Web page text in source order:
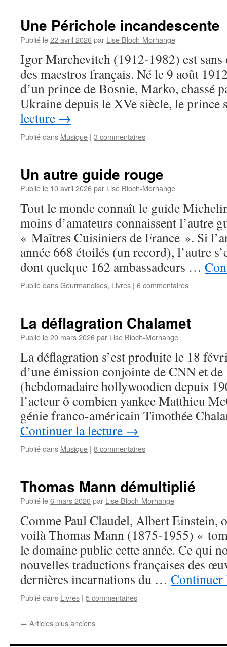
Une Périchole incandescente
Publié le22 avril 2026par Lise Bloch-Morhange
Igor Marchevitch (1912-1982) est
des maestros français. Né le 9 août
d’un prince de Bosnie, Marko, chassé
Ukraine depuis le XVe siècle, le
lecture →
Publié dans Musique | 3 commentaires
Un autre guide rouge
Publié le 10 avril 2026par Lise Bloch-Morhange
Tout le monde connaît le guide
moins d’amateurs connaissent l’autre
« Maîtres Cuisiniers de France ». Si
année 668 étoilés (un record), l’autre
dont quelque 162 ambassadeurs …
Publié dansGourmandises, Livres | 6 commentaires
La déflagration Chalamet
Publié le20 mars 2026par Lise Bloch-Morhange
La déflagration s’est produite le 18
d’une émission conjointe de CNN et
(hebdomadaire hollywoodien depuis
l’acteur ô combien yankee Matthieu
génie franco-américain Timothée
Continuer la lecture →
Publié dans Musique | 8 commentaires
Thomas Mann démultiplié
Publié le6 mars 2026par Lise Bloch-Morhange
Comme Paul Claudel, Albert Einstein,
voilà Thomas Mann (1875-1955) «
le domaine public cette année. Ce qui
nouvelles traductions françaises des
dernières incarnations du …
Publié dans Livres | 5 commentaires
← Articles plus anciens